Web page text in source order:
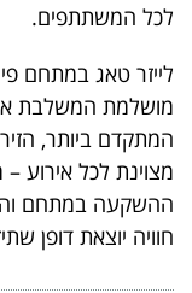
לכל המשתתפים.
לייזר טאג במתחם
מושלמת המשלבת
המתקדם ביותר,
מצוינת לכל אירוע
ההשקעה במתחם
חוויה יוצאת דופן